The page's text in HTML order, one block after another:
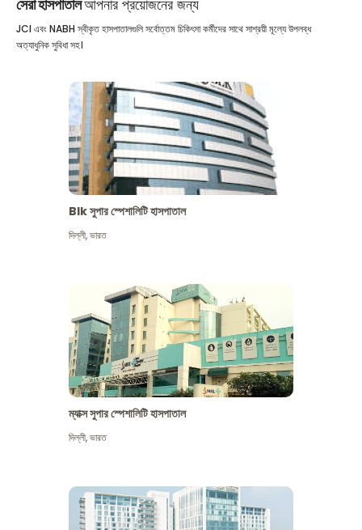
সেরা হাসপাতালআপনার প্রয়োজনের জন্য
JCI এবং NABH স্বীকৃত হাসপাতালগুলি সর্বোত্তম চিকিৎসা কর্মীদের সাথে সাশ্রয়ী মূল্যে উপলব্ধ
অত্যাধুনিক সুবিধা সহ।
Blk সুপার স্পেশালিটি হাসপাতাল
দিল্লী,ভারত
ম্যাক্স সুপার স্পেশালিটি হাসপাতাল
দিল্লী,ভারত